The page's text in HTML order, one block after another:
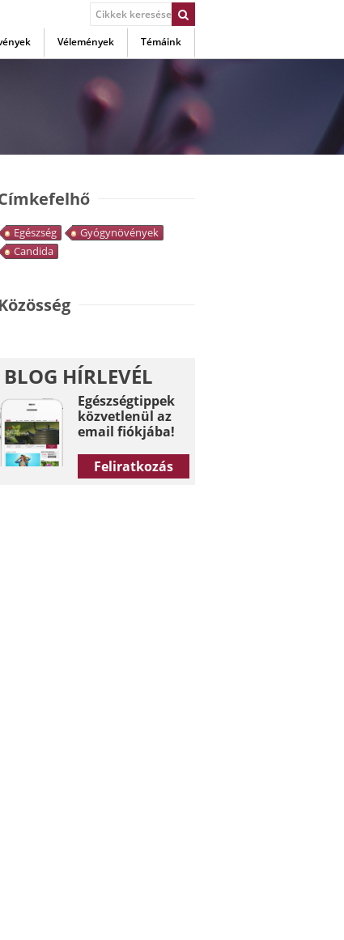
Vélemények Témáink
Egészség
Gyógynövények
Candida
BLOG HÍRLEVÉL
Egészségtippek
közvetlenül az
email fiókjába!
Feliratkozás